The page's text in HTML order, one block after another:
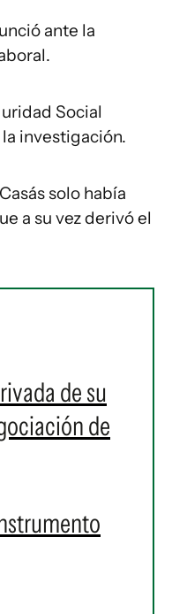
ante la
Social
investigación.
solo había
a su vez derivó el
de su
de